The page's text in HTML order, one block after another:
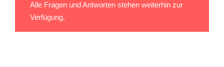
Alle Fragen und Antworten stehen weiterhin zur
Verfügung.